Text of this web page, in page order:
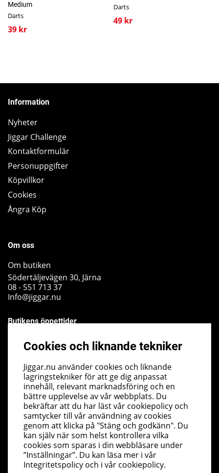
Medium
Darts
39 kr
Darts
49 kr
Information
Nyheter
Jiggar Challenge
Kontaktformulär
Personuppgifter
Köpvillkor
Cookies
Ångra Köp
Om oss
Om butiken
Södertäljevägen 30, Järna
08 - 551 713 37
Info@jiggar.nu
Butikens öppettider
Lördag - kl 10.00 - 14.00
Nyhetsbrev
I vårt nyhetsbrev får du ta del av nyheter och
erbjudanden före alla andra. Registrera dig här nedan.
Skicka
Cookies och liknande tekniker
Jiggar.nu använder cookies och liknande
lagringstekniker för att ge dig anpassat
innehåll, relevant marknadsföring och en
bättre upplevelse av vår webbplats. Du
bekräftar att du har läst vår cookiepolicy och
samtycker till vår användning av cookies
genom att klicka på "Stäng och godkänn". Du
kan själv när som helst kontrollera vilka
cookies som sparas i din webbläsare under
”Inställningar”. Du kan läsa mer i vår
Integritetspolicy och i vår cookiepolicy.